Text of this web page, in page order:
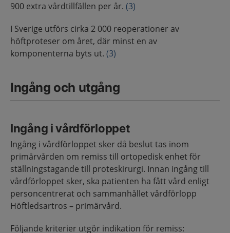
900 extra vårdtillfällen per år. (3)
I Sverige utförs cirka 2 000 reoperationer av
höftproteser om året, där minst en av
komponenterna byts ut. (3)
Ingång och utgång
Ingång i vårdförloppet
Ingång i vårdförloppet sker då beslut tas inom
primärvården om remiss till ortopedisk enhet för
ställningstagande till proteskirurgi. Innan ingång till
vårdförloppet sker, ska patienten ha fått vård enligt
personcentrerat och sammanhållet vårdförlopp
Höftledsartros – primärvård.
Följande kriterier utgör indikation för remiss: